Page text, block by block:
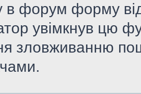
в форум форму
увімкнув цю
зловживанню